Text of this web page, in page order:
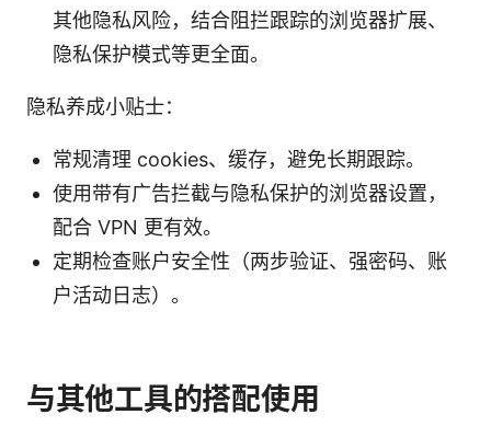
其他隐私风险，结合阻拦跟踪的浏览器扩展、
隐私保护模式等更全面。
隐私养成小贴士：
常规清理 cookies、缓存，避免长期跟踪。
使用带有广告拦截与隐私保护的浏览器设置，
配合 VPN 更有效。
定期检查账户安全性（两步验证、强密码、账
户活动日志）。
与其他工具的搭配使用